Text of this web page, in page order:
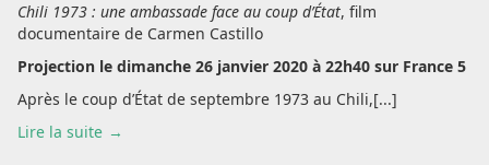
Chili 1973 : une ambassade face au coup d’État, film
documentaire de Carmen Castillo
Projection le dimanche 26 janvier 2020 à 22h40 sur France 5
Après le coup d’État de septembre 1973 au Chili,[...]
Lire la suite